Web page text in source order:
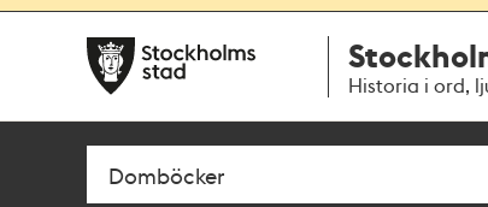
navigationen
huvudinnehållet
Historia i ord,
Sök